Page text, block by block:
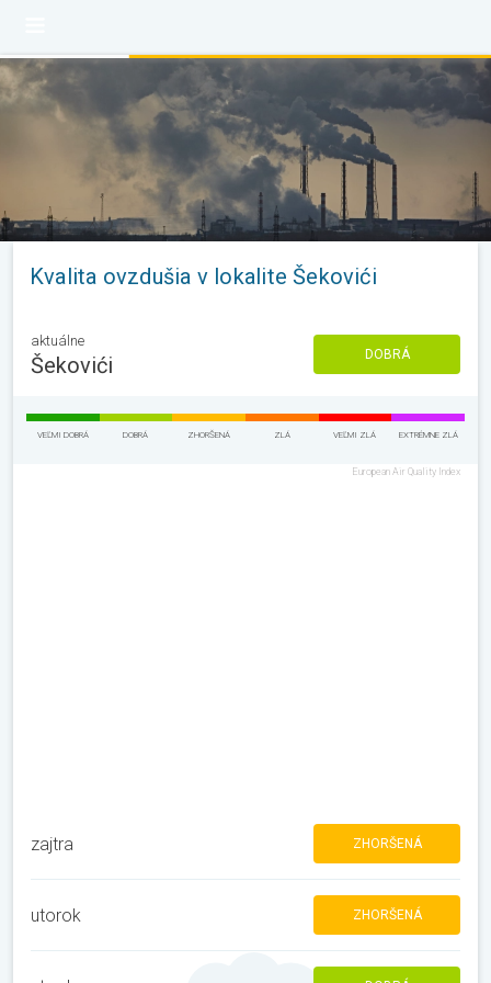
Kvalita ovzdušia v lokalite Šekovići
aktuálne
Šekovići DOBRÁ
VEĽMI DOBRÁ DOBRÁ ZHORŠENÁ ZLÁ VEĽMI ZLÁ EXTRÉMNE ZLÁ
European Air Quality Index
zajtra ZHORŠENÁ
utorok ZHORŠENÁ